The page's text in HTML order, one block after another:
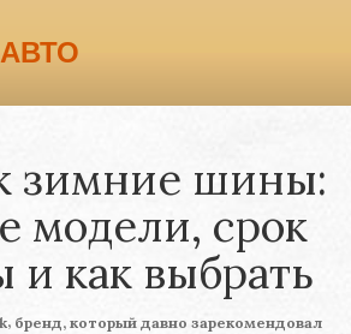
зимние шины:
модели, срок
как выбрать
, бренд, который давно зарекомендовал